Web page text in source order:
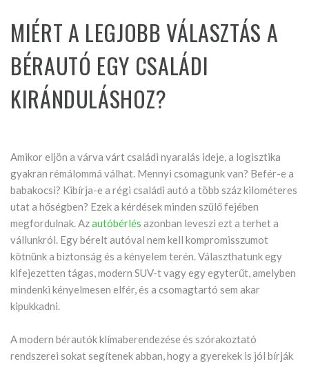
MIÉRT A LEGJOBB VÁLASZTÁS A
BÉRAUTÓ EGY CSALÁDI
KIRÁNDULÁSHOZ?
Amikor eljön a várva várt családi nyaralás ideje, a logisztika
gyakran rémálommá válhat. Mennyi csomagunk van? Befér-e a
babakocsi? Kibírja-e a régi családi autó a több száz kilométeres
utat a hőségben? Ezek a kérdések minden szülő fejében
megfordulnak. Azautóbérlés azonban leveszi ezt a terhet a
vállunkról. Egy bérelt autóval nem kell kompromisszumot
kötnünk a biztonság és a kényelem terén. Választhatunk egy
kifejezetten tágas, modern SUV-t vagy egy egyterűt, amelyben
mindenki kényelmesen elfér, és a csomagtartó sem akar
kipukkadni.
A modern bérautók klímaberendezése és szórakoztató
rendszerei sokat segítenek abban, hogy a gyerekek is jól bírják